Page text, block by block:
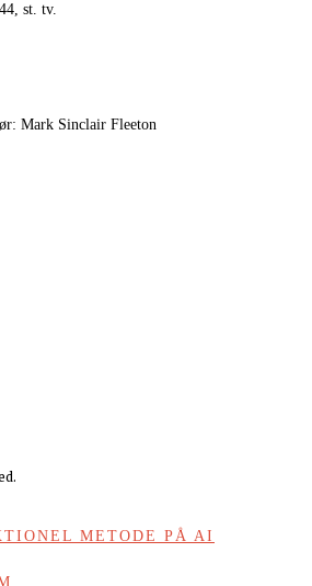
st. tv.
Mark Sinclair Fleeton
METODE PÅ AI